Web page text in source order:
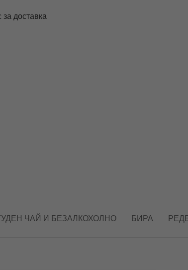
доставка
ЧАЙ И БЕЗАЛКОХОЛНО БИРА